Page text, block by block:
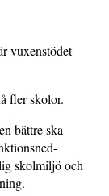
vuxenstödet
fler skolor.
bättre ska
skolmiljö och